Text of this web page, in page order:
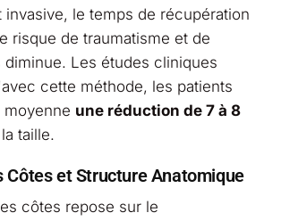
invasive, le temps de récupération
risque de traumatisme et de
diminue. Les études cliniques
cette méthode, les patients
une réduction de 7 à 8
taille.
Côtes et Structure Anatomique
côtes repose sur le